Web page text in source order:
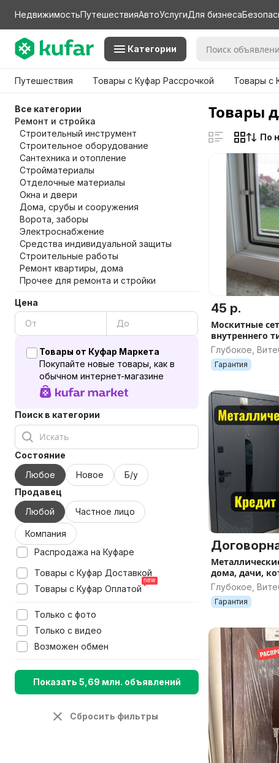
НедвижимостьПутешествияАвтоУслугиДля бизнеса
Категории
Путешествия Товары с Куфар Рассрочкой Товары с
Все категории
Ремонт и стройка
Строительный инструмент
Строительное оборудование
Сантехника и отопление
Стройматериалы
Отделочные материалы
Окна и двери
Дома, срубы и сооружения
Ворота, заборы
Электроснабжение
Средства индивидуальной защиты
Строительные работы
Ремонт квартиры, дома
Прочее для ремонта и стройки
Цена
Товары от Куфар Маркета
Покупайте новые товары, как в
обычном интернет-магазине
Поиск в категории
Состояние
Любое
Новое
Б/у
Продавец
Любой
Частное лицо
Компания
Распродажа на Куфаре
Товары с Куфар Доставкой
Товары с Куфар Оплатой
Только с фото
Только с видео
Возможен обмен
Показать 5,69 млн. объявлений
Сбросить фильтры
Товары
По
45 р.
Москитные
внутреннего
Глубокое,
Гарантия
дома, дачи,
заказ и в
Глубокое,
Гарантия